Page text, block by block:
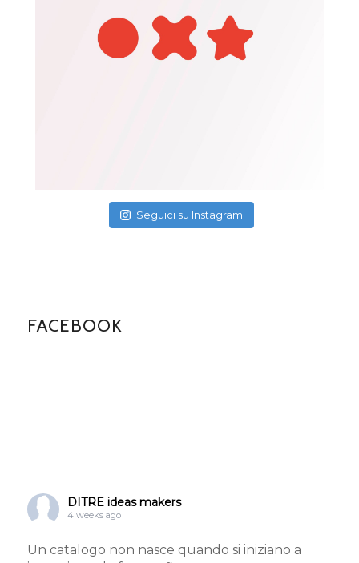
Seguici su Instagram
FACEBOOK
DITRE ideas makers
4 weeks ago
Un catalogo non nasce quando si iniziano a